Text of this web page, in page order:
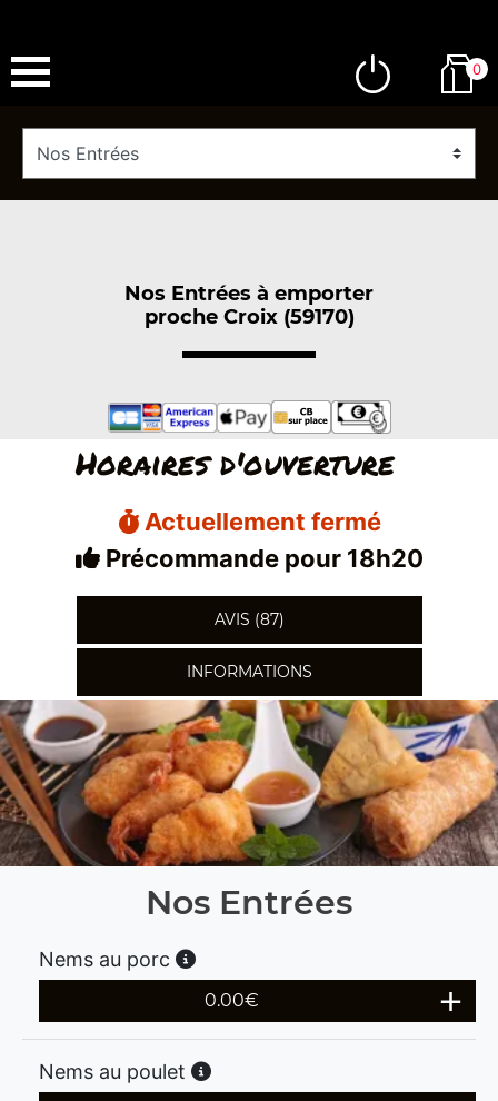
0
Nos Entrées à emporter
proche Croix (59170)
Horaires d'ouverture
Actuellement fermé
Précommande pour 18h20
AVIS (87)
INFORMATIONS
Nos Entrées
Nems au porc
0.00€
Nems au poulet